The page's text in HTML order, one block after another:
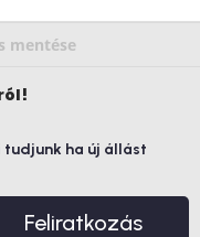
mentése
ha új állást
Feliratkozás